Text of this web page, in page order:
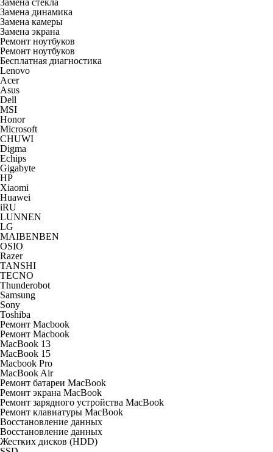
Замена стекла
Замена динамика
Замена камеры
Замена экрана
Ремонт ноутбуков
Ремонт ноутбуков
Бесплатная диагностика
Lenovo
Acer
Asus
Dell
MSI
Honor
Microsoft
CHUWI
Digma
Echips
Gigabyte
HP
Xiaomi
Huawei
iRU
LUNNEN
LG
MAIBENBEN
OSIO
Razer
TANSHI
TECNO
Thunderobot
Samsung
Sony
Toshiba
Ремонт Macbook
Ремонт Macbook
MacBook 13
MacBook 15
Macbook Pro
MacBook Air
Ремонт батареи MacBook
Ремонт экрана MacBook
Ремонт зарядного устройства MacBook
Ремонт клавиатуры MacBook
Восстановление данных
Восстановление данных
Жестких дисков (HDD)